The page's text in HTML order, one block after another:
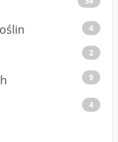
4
2
9
4